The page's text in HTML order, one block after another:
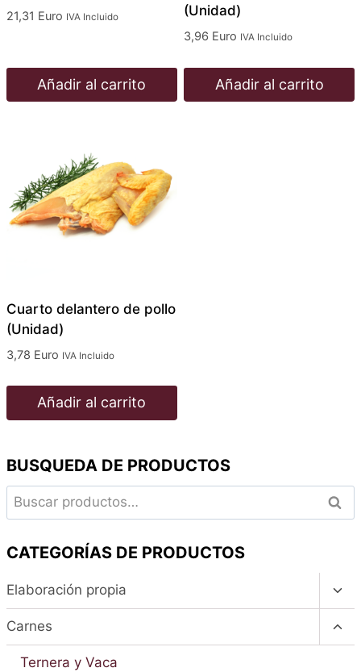
21,31 Euro IVA Incluido
Añadir al carrito
(Unidad)
3,96 Euro IVA Incluido
Añadir al carrito
Cuarto delantero de pollo
(Unidad)
3,78 Euro IVA Incluido
Añadir al carrito
BUSQUEDA DE PRODUCTOS
Buscar
por:
CATEGORÍAS DE PRODUCTOS
Elaboración propia
hijo
Carnes
Ternera y Vaca